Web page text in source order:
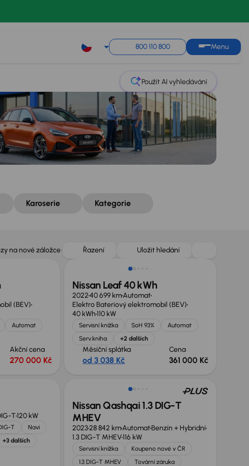
800 110 800 Menu
Použít AI vyhledávání
Karoserie Kategorie
na nové záložce Řazení Uložit hledání
(BEV)
Automat
Akční cena
270 000 Kč
Nissan Leaf 40 kWh
202240 699 kmAutomat
Elektro Bateriový elektromobil (BEV)
40 kWh110 kW
Servisní knížka SoH 93%
Automat
Serv.kniha
+2 dalších
Měsíční splátka
od 3 038 Kč
Cena
361 000 Kč
T120 kW
T
Navi
+3 dalších
Zlevněno o 20 000 Kč
Nissan Qashqai 1.3 DIG-T
MHEV
202328 842 kmAutomatBenzín + Hybridní
1.3 DIG-T MHEV116 kW
Servisní knížka
Koupeno nové v ČR
1.3 DIG-T MHEV
Tovární záruka